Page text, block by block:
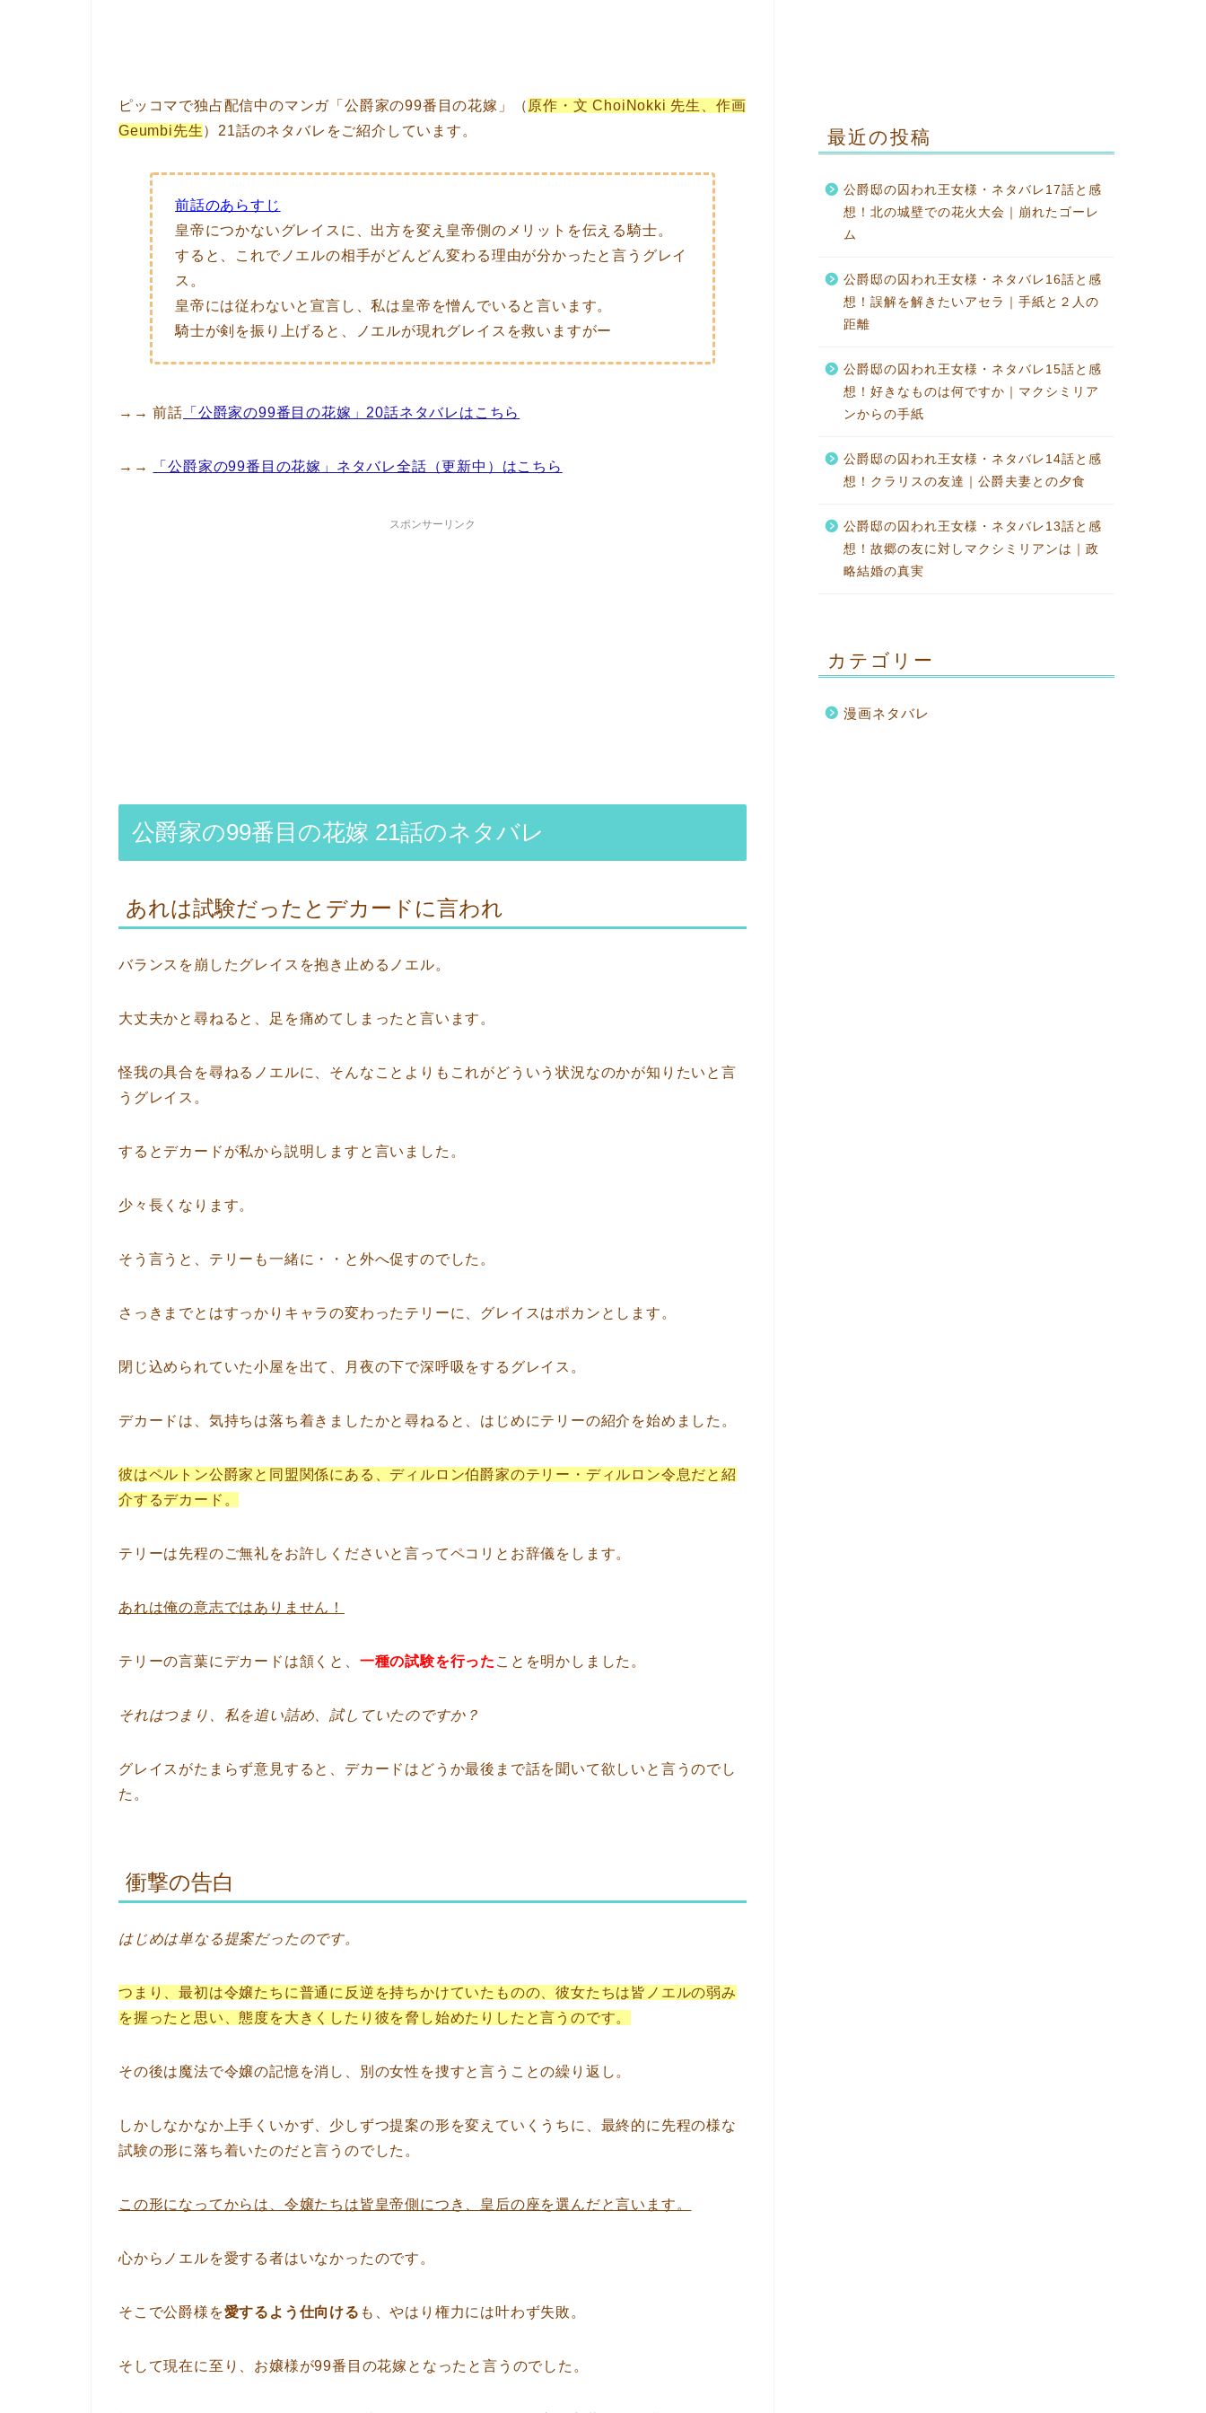
ピッコマで独占配信中のマンガ「公爵家の99番目の花嫁」（ 原作・文 ChoiNokki 先生、作画
Geumbi先生）21話のネタバレをご紹介しています。
前話のあらすじ
皇帝につかないグレイスに、出方を変え皇帝側のメリットを伝える騎士。
すると、これでノエルの相手がどんどん変わる理由が分かったと言うグレイ
ス。
皇帝には従わないと宣言し、私は皇帝を憎んでいると言います。
騎士が剣を振り上げると、ノエルが現れグレイスを救いますがー
→→ 前話 「公爵家の99番目の花嫁」20話ネタバレはこちら
→→ 「公爵家の99番目の花嫁」ネタバレ全話（更新中）はこちら
スポンサーリンク
公爵家の99番目の花嫁 21話のネタバレ
あれは試験だったとデカードに言われ
バランスを崩したグレイスを抱き止めるノエル。
大丈夫かと尋ねると、足を痛めてしまったと言います。
怪我の具合を尋ねるノエルに、そんなことよりもこれがどういう状況なのかが知りたいと言
うグレイス。
するとデカードが私から説明しますと言いました。
少々長くなります。
そう言うと、テリーも一緒に・・と外へ促すのでした。
さっきまでとはすっかりキャラの変わったテリーに、グレイスはポカンとします。
閉じ込められていた小屋を出て、月夜の下で深呼吸をするグレイス。
デカードは、気持ちは落ち着きましたかと尋ねると、はじめにテリーの紹介を始めました。
彼はペルトン公爵家と同盟関係にある、ディルロン伯爵家のテリー・ディルロン令息だと紹
介するデカード。
テリーは先程のご無礼をお許しくださいと言ってペコリとお辞儀をします。
あれは俺の意志ではありません！
テリーの言葉にデカードは頷くと、 一種の試験を行った ことを明かしました。
それはつまり、私を追い詰め、試していたのですか？
グレイスがたまらず意見すると、デカードはどうか最後まで話を聞いて欲しいと言うのでし
た。
衝撃の告白
はじめは単なる提案だったのです。
つまり、最初は令嬢たちに普通に反逆を持ちかけていたものの、彼女たちは皆ノエルの弱み
を握ったと思い、態度を大きくしたり彼を脅し始めたりしたと言うのです。
その後は魔法で令嬢の記憶を消し、別の女性を捜すと言うことの繰り返し。
しかしなかなか上手くいかず、少しずつ提案の形を変えていくうちに、最終的に先程の様な
試験の形に落ち着いたのだと言うのでした。
この形になってからは、令嬢たちは皆皇帝側につき、皇后の座を選んだと言います。
心からノエルを愛する者はいなかったのです。
そこで公爵様を愛するよう仕向ける も、やはり権力には叶わず失敗。
そして現在に至り、お嬢様が99番目の花嫁となったと言うのでした。
最近の投稿
公爵邸の囚われ王女様・ネタバレ17話と感
想！北の城壁での花火大会｜崩れたゴーレ
ム
公爵邸の囚われ王女様・ネタバレ16話と感
想！誤解を解きたいアセラ｜手紙と２人の
距離
公爵邸の囚われ王女様・ネタバレ15話と感
想！好きなものは何ですか｜マクシミリア
ンからの手紙
公爵邸の囚われ王女様・ネタバレ14話と感
想！クラリスの友達｜公爵夫妻との夕食
公爵邸の囚われ王女様・ネタバレ13話と感
想！故郷の友に対しマクシミリアンは｜政
略結婚の真実
カテゴリー
漫画ネタバレ